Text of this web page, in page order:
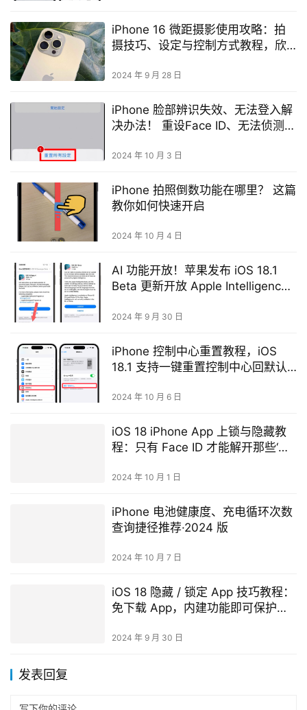
iPhone 16 微距摄影使用攻略：拍
摄技巧、设定与控制方式教程，欣
2024 年 9 月 28 日
iPhone 脸部辨识失效、无法登入解
决办法！ 重设Face ID、无法侦测脸
2024 年 10 月 3 日
iPhone 拍照倒数功能在哪里？ 这篇
教你如何快速开启
2024 年 10 月 4 日
AI 功能开放！苹果发布 iOS 18.1
Beta 更新开放 Apple Intelligence
2024 年 9 月 30 日
iPhone 控制中心重置教程，iOS
18.1 支持一键重置控制中心回默认
2024 年 10 月 6 日
iOS 18 iPhone App 上锁与隐藏教
程：只有 Face ID 才能解开那些‘特
2024 年 10 月 1 日
iPhone 电池健康度、充电循环次数
查询捷径推荐·2024 版
2024 年 10 月 7 日
iOS 18 隐藏 / 锁定 App 技巧教程：
免下载 App，内建功能即可保护
2024 年 9 月 30 日
发表回复